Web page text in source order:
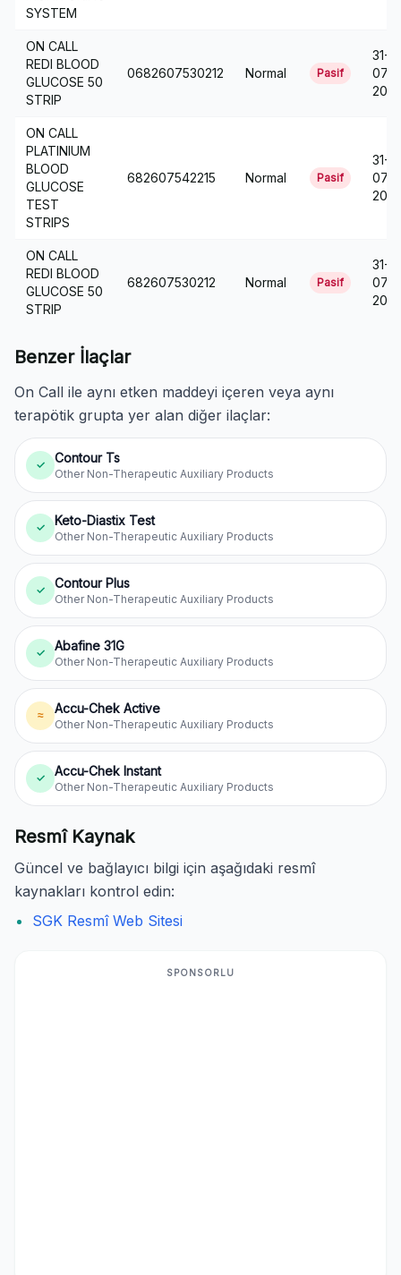
SYSTEM
ON CALL
REDI BLOOD
GLUCOSE 50
STRIP
0682607530212 Normal Pasif
31-
07-
2018
ON CALL
PLATINIUM
BLOOD
GLUCOSE
TEST
STRIPS
682607542215 Normal Pasif
31-
07-
2018
ON CALL
REDI BLOOD
GLUCOSE 50
STRIP
682607530212 Normal Pasif
31-
07-
2018
Benzer İlaçlar
On Call ile aynı etken maddeyi içeren veya aynı
terapötik grupta yer alan diğer ilaçlar:
✓ Contour Ts
Other Non-Therapeutic Auxiliary Products
✓ Keto-Diastix Test
Other Non-Therapeutic Auxiliary Products
✓ Contour Plus
Other Non-Therapeutic Auxiliary Products
✓ Abafine 31G
Other Non-Therapeutic Auxiliary Products
≈ Accu-Chek Active
Other Non-Therapeutic Auxiliary Products
✓ Accu-Chek Instant
Other Non-Therapeutic Auxiliary Products
Resmî Kaynak
Güncel ve bağlayıcı bilgi için aşağıdaki resmî
kaynakları kontrol edin:
SGK Resmî Web Sitesi
SPONSORLU